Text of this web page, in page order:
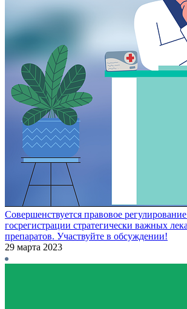
Совершенствуется правовое
госрегистрации стратегически важных
препаратов. Участвуйте в обсуждении!
29 марта 2023